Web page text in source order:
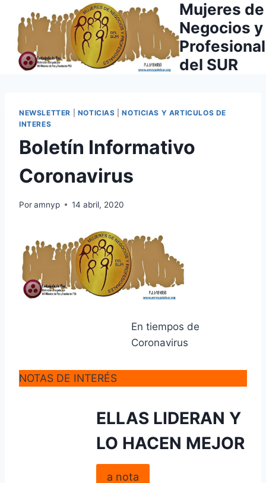
contenido
Mujeres de
Negocios y
del SUR
NEWSLETTER NOTICIAS |NOTICIAS Y ARTICULOS DE
INTERES
Boletín Informativo
Coronavirus
Poramnyp 14 abril, 2020
En tiempos de
Coronavirus
NOTAS DE INTERÉS
ELLAS LIDERAN Y
LO HACEN MEJOR
a nota